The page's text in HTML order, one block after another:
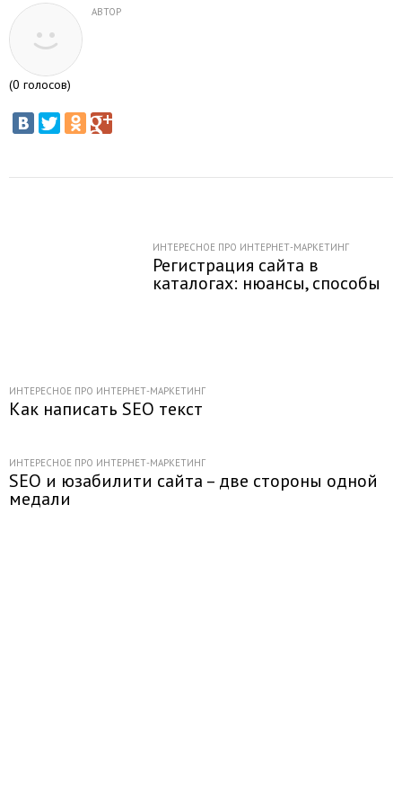
АВТОР
(0 голосов)
ИНТЕРЕСНОЕ ПРО ИНТЕРНЕТ-МАРКЕТИНГ
Регистрация сайта в
каталогах: нюансы, способы
ИНТЕРЕСНОЕ ПРО ИНТЕРНЕТ-МАРКЕТИНГ
Как написать SEO текст
ИНТЕРЕСНОЕ ПРО ИНТЕРНЕТ-МАРКЕТИНГ
SEO и юзабилити сайта – две стороны одной
медали